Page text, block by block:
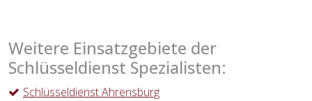
Weitere Einsatzgebiete der
Schlüsseldienst Spezialisten:
Schlüsseldienst Ahrensburg